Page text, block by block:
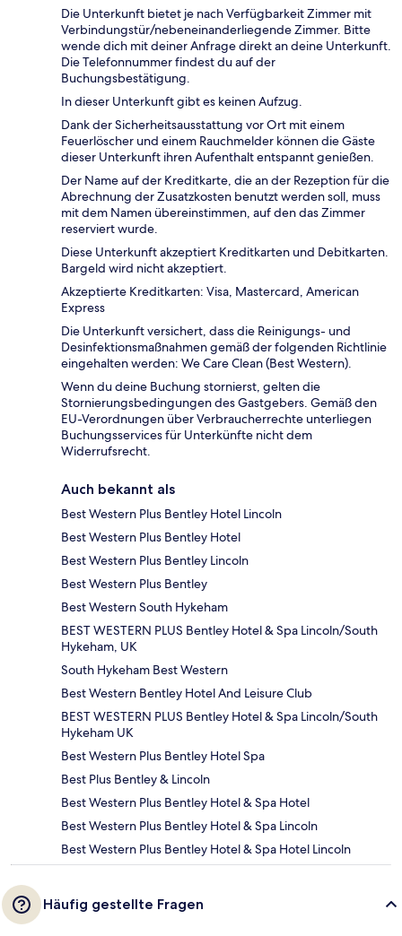
Die Unterkunft bietet je nach Verfügbarkeit Zimmer mit
Verbindungstür/nebeneinanderliegende Zimmer. Bitte
wende dich mit deiner Anfrage direkt an deine Unterkunft.
Die Telefonnummer findest du auf der
Buchungsbestätigung.
In dieser Unterkunft gibt es keinen Aufzug.
Dank der Sicherheitsausstattung vor Ort mit einem
Feuerlöscher und einem Rauchmelder können die Gäste
dieser Unterkunft ihren Aufenthalt entspannt genießen.
Der Name auf der Kreditkarte, die an der Rezeption für die
Abrechnung der Zusatzkosten benutzt werden soll, muss
mit dem Namen übereinstimmen, auf den das Zimmer
reserviert wurde.
Diese Unterkunft akzeptiert Kreditkarten und Debitkarten.
Bargeld wird nicht akzeptiert.
Akzeptierte Kreditkarten: Visa, Mastercard, American
Express
Die Unterkunft versichert, dass die Reinigungs- und
Desinfektionsmaßnahmen gemäß der folgenden Richtlinie
eingehalten werden: We Care Clean (Best Western).
Wenn du deine Buchung stornierst, gelten die
Stornierungsbedingungen des Gastgebers. Gemäß den
EU-Verordnungen über Verbraucherrechte unterliegen
Buchungsservices für Unterkünfte nicht dem
Widerrufsrecht.
Auch bekannt als
Best Western Plus Bentley Hotel Lincoln
Best Western Plus Bentley Hotel
Best Western Plus Bentley Lincoln
Best Western Plus Bentley
Best Western South Hykeham
BEST WESTERN PLUS Bentley Hotel & Spa Lincoln/South
Hykeham, UK
South Hykeham Best Western
Best Western Bentley Hotel And Leisure Club
BEST WESTERN PLUS Bentley Hotel & Spa Lincoln/South
Hykeham UK
Best Western Plus Bentley Hotel Spa
Best Plus Bentley & Lincoln
Best Western Plus Bentley Hotel & Spa Hotel
Best Western Plus Bentley Hotel & Spa Lincoln
Best Western Plus Bentley Hotel & Spa Hotel Lincoln
Häufig gestellte Fragen